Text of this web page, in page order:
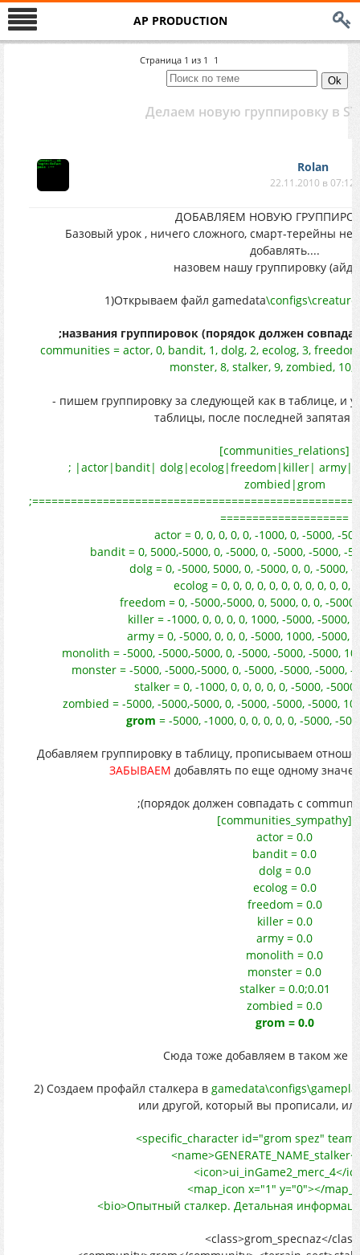
AP PRODUCTION
Страница 1 из 1 1
Делаем новую группировку в
Rolan
22.11.2010 в 07:12
ДОБАВЛЯЕМ НОВУЮ
Базовый урок , ничего сложного, смарт-терейны не
добавлять....
назовем нашу группировку
1)Открываем файл gamedata
;названия группировок (порядок должен
communities = actor, 0, bandit, 1, dolg, 2, ecolog, 3,
monster, 8, stalker, 9, zombied,
- пишем группировку за следующей как в таблице, и
таблицы, после последней запятая
[communities_relations]
; |actor|bandit| dolg|ecolog|freedom|killer|
zombied|grom
====================
actor = 0, 0, 0, 0, 0, -1000, 0, -5000, -
bandit = 0, 5000,-5000, 0, -5000, 0, -5000, -5000, -
dolg = 0, -5000, 5000, 0, -5000, 0, 0, -5000, -
ecolog = 0, 0, 0, 0, 0, 0, 0, 0, 0, 0, 0,
freedom = 0, -5000,-5000, 0, 5000, 0, 0, -
killer = -1000, 0, 0, 0, 0, 1000, -5000, -5000,
army = 0, -5000, 0, 0, 0, -5000, 1000, -5000,
monolith = -5000, -5000,-5000, 0, -5000, -5000, -5000,
monster = -5000, -5000,-5000, 0, -5000, -5000, -5000, -
stalker = 0, -1000, 0, 0, 0, 0, 0, -5000, -
zombied = -5000, -5000,-5000, 0, -5000, -5000, -5000,
grom = -5000, -1000, 0, 0, 0, 0, 0, -5000, -
Добавляем группировку в таблицу, прописываем
ЗАБЫВАЕМ добавлять по еще одному
;(порядок должен совпадать с
[communities_sympathy]
actor = 0.0
bandit = 0.0
dolg = 0.0
ecolog = 0.0
freedom = 0.0
killer = 0.0
army = 0.0
monolith = 0.0
monster = 0.0
stalker = 0.0;0.01
zombied = 0.0
grom = 0.0
Сюда тоже добавляем в таком же
2) Создаем профайл сталкера в
или другой, который вы прописали,
<specific_character id="grom spez"
<icon>ui_inGame2_merc_4</
<map_icon x="1" y="0"></
<bio>Опытный сталкер. Детальная
<class>grom_specnaz</